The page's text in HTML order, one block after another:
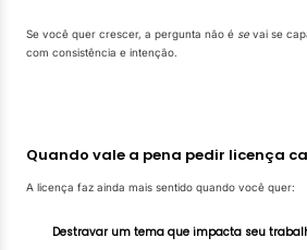
Se você quer crescer, a pergunta não é se vai se
com consistência e intenção.
Quando vale a pena pedir licença
A licença faz ainda mais sentido quando você quer:
Destravar um tema que impacta seu